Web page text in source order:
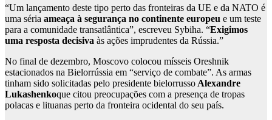
“Um lançamento deste tipo perto das fronteiras da UE e da NATO é
uma séria ameaça à segurança no continente europeu e um teste
para a comunidade transatlântica”, escreveu Sybiha. “Exigimos
uma resposta decisiva às ações imprudentes da Rússia.”
No final de dezembro, Moscovo colocou mísseis Oreshnik
estacionados na Bielorrússia em “serviço de combate”. As armas
tinham sido solicitadas pelo presidente bielorrussoAlexandre
Lukashenkoque citou preocupações com a presença de tropas
polacas e lituanas perto da fronteira ocidental do seu país.